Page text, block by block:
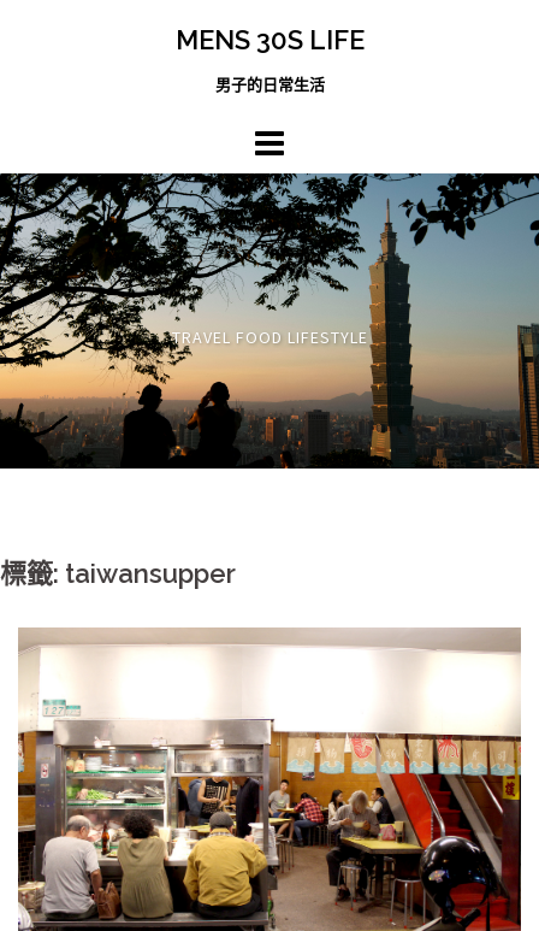
MENS 30S LIFE
男子的日常生活
TRAVEL FOOD LIFESTYLE
標籤: taiwansupper